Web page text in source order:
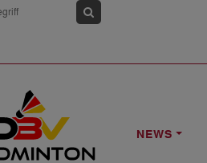
NEWS
NEWS